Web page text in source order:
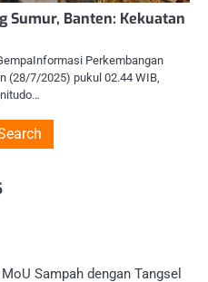
Sumur, Banten: Kekuatan
Perkembangan
(28/7/2025) pukul 02.44 WIB,
Sampah dengan Tangsel